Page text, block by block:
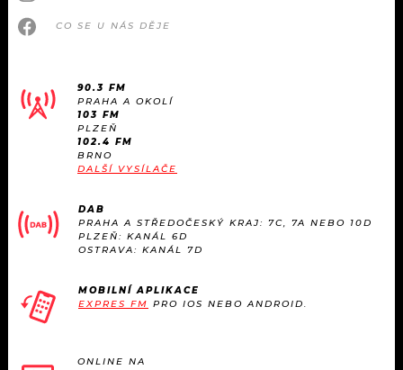
CO SE U NÁS DĚJE
90.3 FM
PRAHA A OKOLÍ
103 FM
PLZEŇ
102.4 FM
BRNO
DALŠÍ VYSÍLAČE
DAB
PRAHA A STŘEDOČESKÝ KRAJ: 7C, 7A NEBO 10D
PLZEŇ: KANÁL 6D
OSTRAVA: KANÁL 7D
MOBILNÍ APLIKACE
EXPRES FM PRO IOS NEBO ANDROID.
ONLINE NA